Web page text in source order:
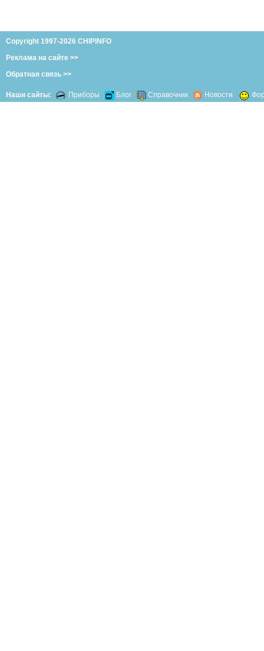
Copyright 1997-2026 CHIPINFO
Реклама на сайте >>
Обратная связь >>
Наши сайты: Приборы Блог Справочник Новости